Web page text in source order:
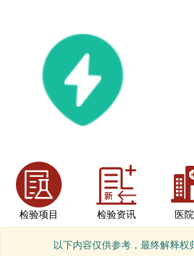
检验项目 检验资讯 医
以下内容仅供参考，最终解释权